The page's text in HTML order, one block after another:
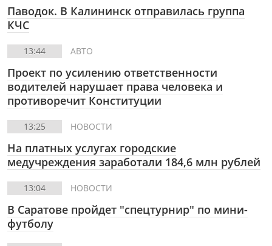
Паводок. В Калининск отправилась группа
КЧС
13:44 АВТО
Проект по усилению ответственности
водителей нарушает права человека и
противоречит Конституции
13:25 НОВОСТИ
На платных услугах городские
медучреждения заработали 184,6 млн рублей
13:04 НОВОСТИ
В Саратове пройдет "спецтурнир" по мини-
футболу